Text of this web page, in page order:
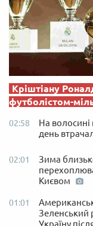
Кріштіану
футболістом-
02:58
На волосині
день
02:01
Зима
Києвом
01:01
Зеленський